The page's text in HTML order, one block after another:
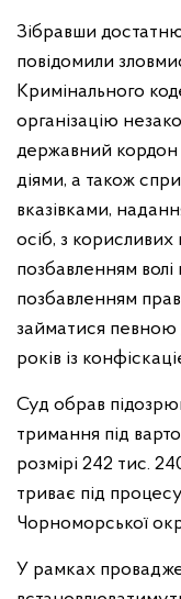
Зібравши достатню
повідомили
Кримінального
організацію
державний кордон
діями, а також
вказівками,
осіб, з корисливих
позбавленням волі
позбавленням
займатися певною
років із
Суд обрав
тримання під
розмірі 242 тис.
триває під
Чорноморської
У рамках